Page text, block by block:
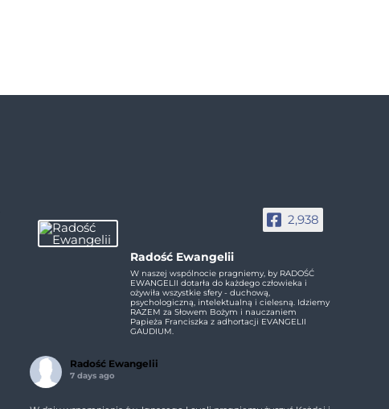
2,938
Radość Ewangelii
W naszej wspólnocie pragniemy, by RADOŚĆ
EWANGELII dotarła do każdego człowieka i
ożywiła wszystkie sfery - duchową,
psychologiczną, intelektualną i cielesną. Idziemy
RAZEM za Słowem Bożym i nauczaniem
Papieża Franciszka z adhortacji EVANGELII
GAUDIUM.
Radość Ewangelii
7 days ago